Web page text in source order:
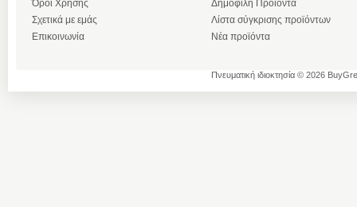
Όροι Χρήσης
Σχετικά με εμάς
Επικοινωνία
Δημοφιλή Προϊόντα
Λίστα σύγκρισης προϊόντων
Νέα προϊόντα
Πνευματική ιδιοκτησία © 2026